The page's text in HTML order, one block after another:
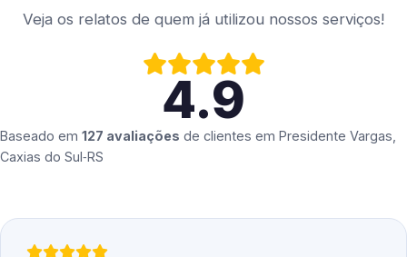
Veja os relatos de quem já utilizou nossos serviços!
4.9
Baseado em 127 avaliações de clientes em Presidente Vargas,
Caxias do Sul‑RS